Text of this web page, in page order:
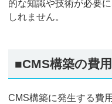
的な知識や技術が必要
しれません。
■CMS構築の費
CMS構築に発生する費